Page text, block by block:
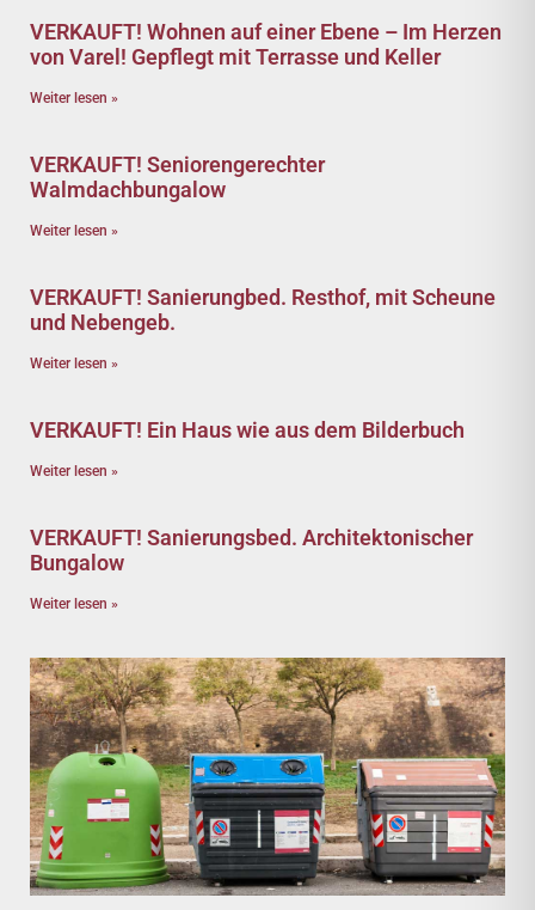
VERKAUFT! Wohnen auf einer Ebene – Im Herzen
von Varel! Gepflegt mit Terrasse und Keller
Weiter lesen »
VERKAUFT! Seniorengerechter
Walmdachbungalow
Weiter lesen »
VERKAUFT! Sanierungbed. Resthof, mit Scheune
und Nebengeb.
Weiter lesen »
VERKAUFT! Ein Haus wie aus dem Bilderbuch
Weiter lesen »
VERKAUFT! Sanierungsbed. Architektonischer
Bungalow
Weiter lesen »